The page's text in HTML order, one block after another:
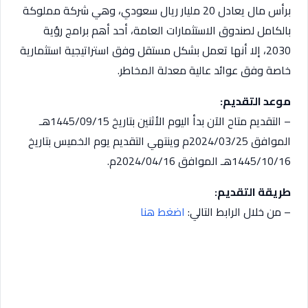
برأس مال يعادل 20 مليار ريال سعودي، وهي شركة مملوكة
بالكامل لصندوق الاستثمارات العامة، أحد أهم برامج رؤية
2030، إلا أنها تعمل بشكل مستقل وفق استراتيجية استثمارية
خاصة وفق عوائد عالية معدلة المخاطر.
موعد التقديم:
– التقديم متاح الآن بدأ اليوم الأثنين بتاريخ 1445/09/15هـ
الموافق 2024/03/25م وينتهي التقديم يوم الخميس بتاريخ
1445/10/16هـ الموافق 2024/04/16م.
طريقة التقديم:
– من خلال الرابط التالي: اضغط هنا